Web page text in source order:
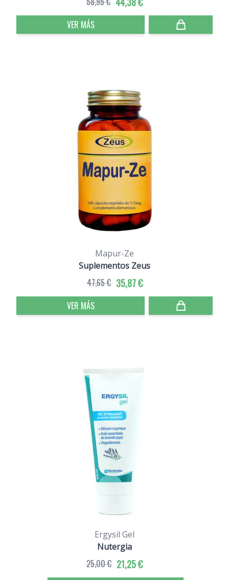
VER MÁS
Mapur-Ze
Suplementos Zeus
35,87 €
47,65 €
VER MÁS
Ergysil Gel
Nutergia
21,25 €
25,00 €